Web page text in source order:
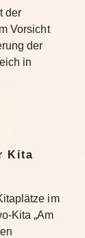
der
Vorsicht
der
in
Kita
im
Kita „Am